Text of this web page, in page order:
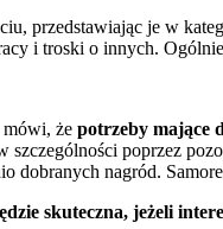
przedstawiając je w
i troski o innych.
mówi, że potrzeby mające
szczególności poprzez
dobranych nagród.
skuteczna, jeżeli